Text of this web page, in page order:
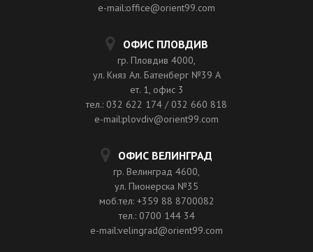
e-mail:office@orient99.com
ОФИС ПЛОВДИВ
гр. Пловдив 4000,
ул. Княз Ал. Батенберг №39 A
ет. 1, офис 3
тел.: 032 622 174 / 032 660 818
e-mail:plovdiv@orient99.com
ОФИС ВЕЛИНГРАД
гр. Велинград 4600,
ул. Пионерска №35
моб.тел: +359 88 8700082
тел.: 0700 144 34
e-mail:velingrad@orient99.com